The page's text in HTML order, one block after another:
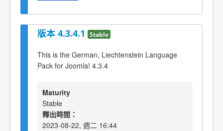
版本 4.3.4.1 Stable
This is the German, Liechtenstein Language
Pack for Joomla! 4.3.4
Maturity
Stable
釋出時間：
2023-08-22, 週二 16:44